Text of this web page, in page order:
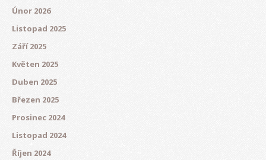
Únor 2026
Listopad 2025
Září 2025
Květen 2025
Duben 2025
Březen 2025
Prosinec 2024
Listopad 2024
Říjen 2024